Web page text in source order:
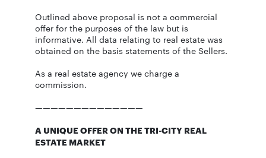
Outlined above proposal is not a commercial
offer for the purposes of the law but is
informative. All data relating to real estate was
obtained on the basis statements of the Sellers.
As a real estate agency we charge a
commission.
——————————————
A UNIQUE OFFER ON THE TRI-CITY REAL
ESTATE MARKET